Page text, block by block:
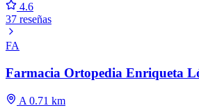
4.6
37 reseñas
FA
Farmacia Ortopedia Enriqueta
A 0.71 km